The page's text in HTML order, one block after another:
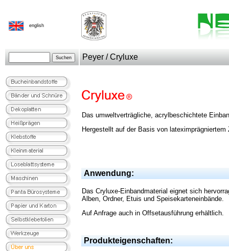
english
Peyer / Cryluxe
Das umweltverträgliche, acrylbeschichtete
Hergestellt auf der Basis von
Anwendung:
Das Cryluxe-Einbandmaterial eignet sich
Alben, Ordner, Etuis und Speisekarteneinbände.
Auf Anfrage auch in Offsetausführung erhältlich.
Produkteigenschaften: